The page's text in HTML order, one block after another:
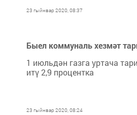
23 гыйнвар 2020, 08:37
Быел коммуналь хезмәт
1 июльдән газга уртача
итү 2,9 процентка
23 гыйнвар 2020, 08:24